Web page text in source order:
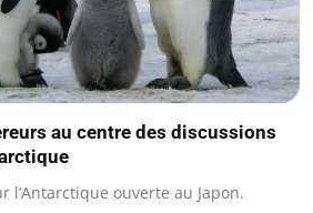
au centre des discussions
l’Antarctique ouverte au Japon.